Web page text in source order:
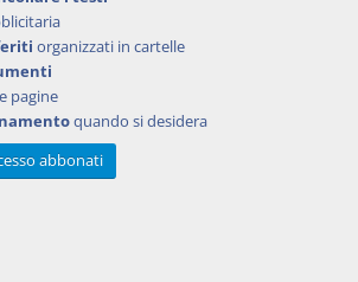
organizzati in cartelle
pagine
quando si desidera
abbonati